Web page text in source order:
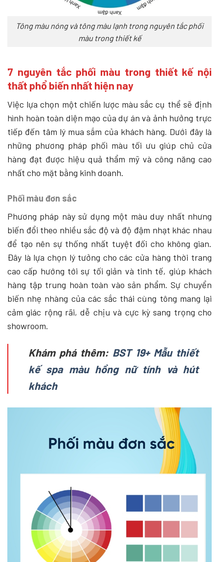
Tông màu nóng và tông màu lạnh trong nguyên tắc phối
màu trong thiết kế
7 nguyên tắc phối màu trong thiết kế nội
thất phổ biến nhất hiện nay
Việc lựa chọn một chiến lược màu sắc cụ thể sẽ định
hình hoàn toàn diện mạo của dự án và ảnh hưởng trực
tiếp đến tâm lý mua sắm của khách hàng. Dưới đây là
những phương pháp phối màu tối ưu giúp chủ cửa
hàng đạt được hiệu quả thẩm mỹ và công năng cao
nhất cho mặt bằng kinh doanh.
Phối màu đơn sắc
Phương pháp này sử dụng một màu duy nhất nhưng
biến đổi theo nhiều sắc độ và độ đậm nhạt khác nhau
để tạo nên sự thống nhất tuyệt đối cho không gian.
Đây là lựa chọn lý tưởng cho các cửa hàng thời trang
cao cấp hướng tới sự tối giản và tinh tế, giúp khách
hàng tập trung hoàn toàn vào sản phẩm. Sự chuyển
biến nhẹ nhàng của các sắc thái cùng tông mang lại
cảm giác rộng rãi, dễ chịu và cực kỳ sang trọng cho
showroom.
Khám phá thêm: BST 19+ Mẫu thiết
kế spa màu hồng nữ tính và hút
khách